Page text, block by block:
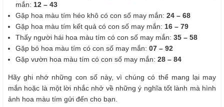
mắn: 12 – 43
Gặp hoa màu tím héo khô có con số may mắn: 24 – 68
Gặp hoa màu tím kết quả có con số may mắn: 16 – 79
Thấy người hái hoa màu tím có con số may mắn: 35 – 58
Gặp bó hoa màu tím có con số may mắn: 07 – 92
Gặp vườn hoa màu tím có con số may mắn: 28 – 84
Hãy ghi nhớ những con số này, vì chúng có thể mang lại may
mắn hoặc là một lời nhắc nhở về những ý nghĩa tốt lành mà hình
ảnh hoa màu tím gửi đến cho bạn.